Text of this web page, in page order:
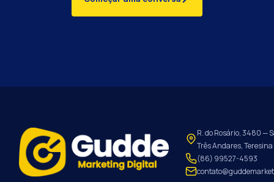
R. do Rosário, 3480 —
Três Andares,
(86) 99527-4593